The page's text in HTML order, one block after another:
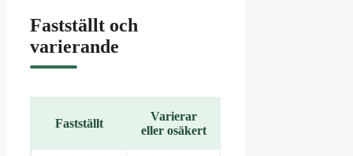
Fastställt och
varierande
Fastställt
Varierar
eller osäkert